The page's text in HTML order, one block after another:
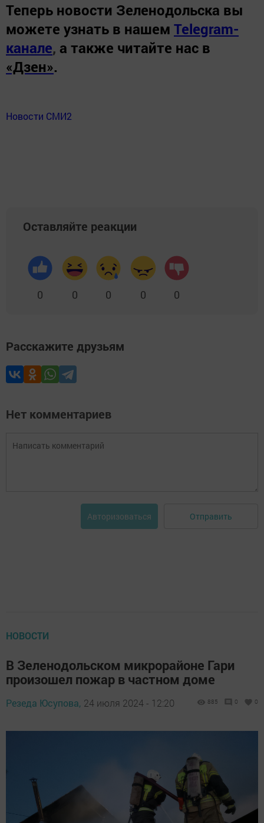
Теперь новости Зеленодольска вы
можете узнать в нашем Telegram-
канале, а также читайте нас в
«Дзен».
Новости СМИ2
Оставляйте реакции
0 0 0 0 0
Расскажите друзьям
Нет комментариев
Авторизоваться Отправить
НОВОСТИ
В Зеленодольском микрорайоне Гари
произошел пожар в частном доме
Резеда Юсупова, 24 июля 2024 - 12:20 885 0 0